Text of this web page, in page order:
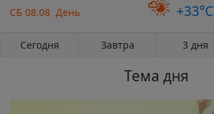
СБ 08.08 День +33°C
Сегодня Завтра 3 дня
Тема дня